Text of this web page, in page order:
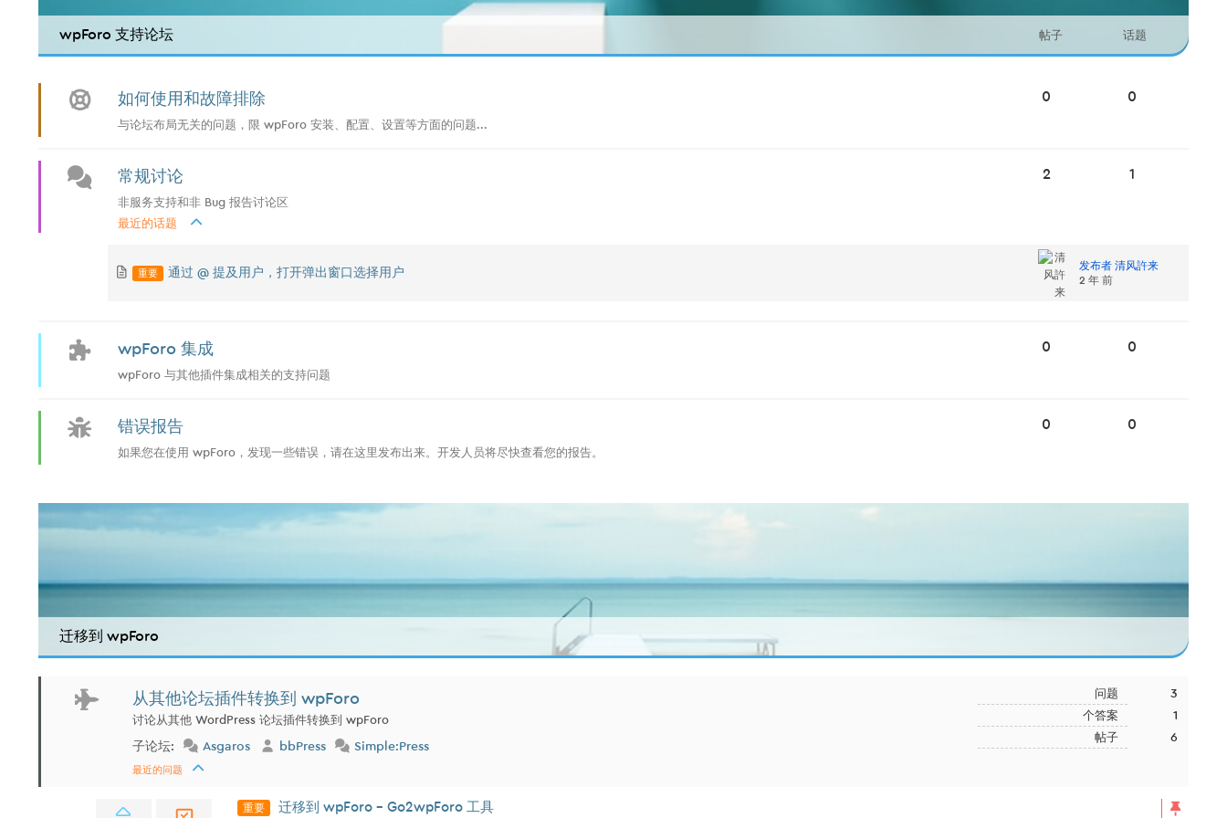
wpForo 支持论坛 帖子 话题
如何使用和故障排除
与论坛布局无关的问题，限 wpForo 安装、配置、设置等方面的问题...
0 0
常规讨论
非服务支持和非 Bug 报告讨论区
最近的话题
2 1
重要 通过 @ 提及用户，打开弹出窗口选择用户
发布者 清风許来
2 年 前
wpForo 集成
wpForo 与其他插件集成相关的支持问题
0 0
错误报告
如果您在使用 wpForo，发现一些错误，请在这里发布出来。开发人员将尽快查看您的报告。
0 0
迁移到 wpForo
从其他论坛插件转换到 wpForo
讨论从其他 WordPress 论坛插件转换到 wpForo
子论坛: Asgaros bbPress Simple:Press
最近的问题
问题 3
个答案 1
帖子 6
重要 迁移到 wpForo - Go2wpForo 工具